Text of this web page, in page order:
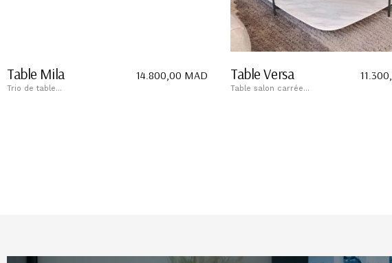
Table Mila
Trio de table...
14.800,00 MAD Table Versa
Table salon carrée...